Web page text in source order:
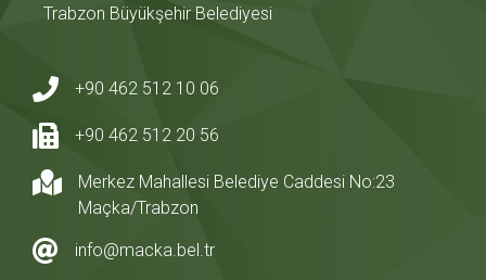
Trabzon Büyükşehir Belediyesi
+90 462 512 10 06
+90 462 512 20 56
Merkez Mahallesi Belediye Caddesi No:23
Maçka/Trabzon
info@macka.bel.tr